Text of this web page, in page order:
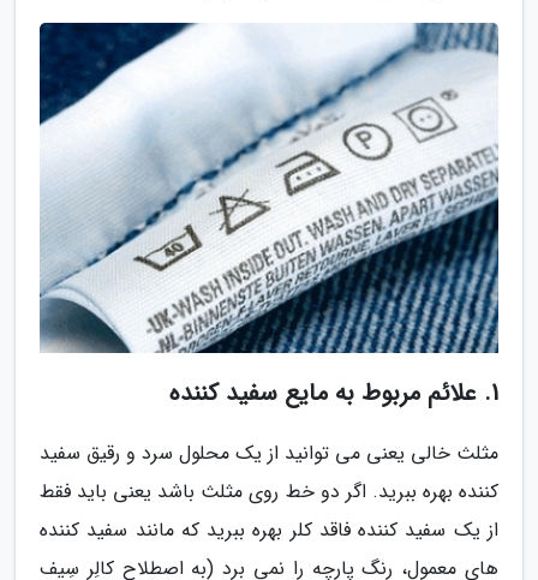
1. علائم مربوط به مایع سفید کننده
مثلث خالی یعنی می توانید از یک محلول سرد و رقیق سفید
کننده بهره ببرید. اگر دو خط روی مثلث باشد یعنی باید فقط
از یک سفید کننده فاقد کلر بهره ببرید که مانند سفید کننده
های معمول، رنگ پارچه را نمی برد (به اصطلاح کالِر سِیف